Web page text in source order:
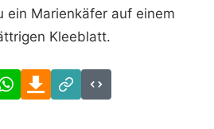
ein Marienkäfer auf einem
Kleeblatt.
WhatsAppDownload
Link
Code